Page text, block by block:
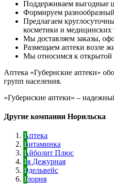
Поддерживаем выгодные
Формируем
Предлагаем
косметики и медицинских
Мы доставляем заказы,
Размещаем аптеки возле
Мы относимся к открытой
Аптека «Губернские аптеки»
групп населения.
«Губернские аптеки» –
Другие компании Норильска
Аптека
Витаминка
Айболит Плюс
7я Дежурная
Эдельвейс
Глория